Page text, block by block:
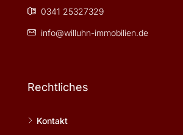
0341 25327329
info@willuhn-immobilien.de
Rechtliches
Kontakt